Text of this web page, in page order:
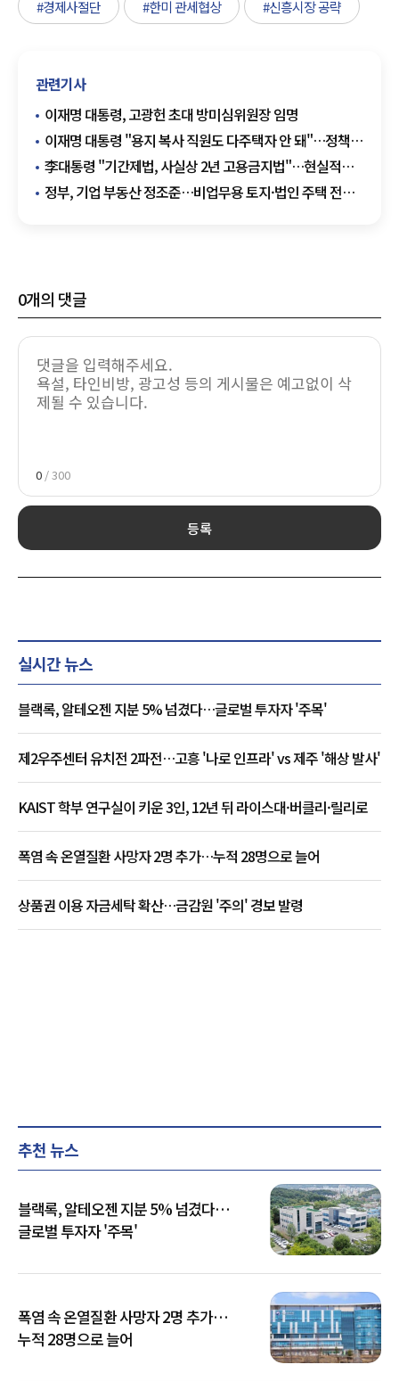
#경제사절단 #한미 관세협상 #신흥시장 공략
관련기사
이재명 대통령, 고광헌 초대 방미심위원장 임명
이재명 대통령 "용지 복사 직원도 다주택자 안 돼"…정책
배제 원칙 재확인
李대통령 "기간제법, 사실상 2년 고용금지법"…현실적
대안 주문
정부, 기업 부동산 정조준…비업무용 토지·법인 주택 전면
0개의 댓글
0 / 300
등록
실시간 뉴스
블랙록, 알테오젠 지분 5% 넘겼다…글로벌 투자자 '주목'
제2우주센터 유치전 2파전…고흥 '나로 인프라' vs 제주 '해상 발사'
KAIST 학부 연구실이 키운 3인, 12년 뒤 라이스대·버클리·릴리로
폭염 속 온열질환 사망자 2명 추가…누적 28명으로 늘어
상품권 이용 자금세탁 확산…금감원 '주의' 경보 발령
추천 뉴스
블랙록, 알테오젠 지분 5% 넘겼다…
글로벌 투자자 '주목'
폭염 속 온열질환 사망자 2명 추가…
누적 28명으로 늘어